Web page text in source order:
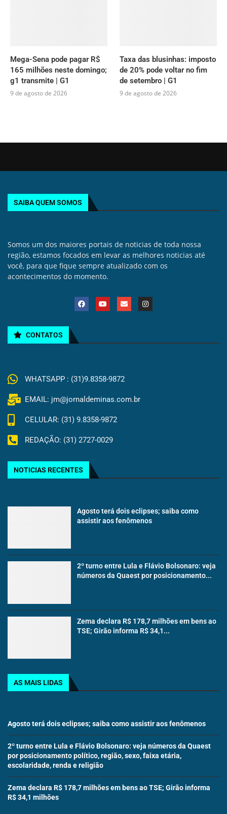
Mega-Sena pode pagar R$
165 milhões neste domingo;
g1 transmite | G1
9 de agosto de 2026
Taxa das blusinhas: imposto
de 20% pode voltar no fim
de setembro | G1
9 de agosto de 2026
SAIBA QUEM SOMOS
Somos um dos maiores portais de noticias de toda nossa
região, estamos focados em levar as melhores noticias até
você, para que fique sempre atualizado com os
acontecimentos do momento.
CONTATOS
WHATSAPP : (31)9.8358-9872
EMAIL: jm@jornaldeminas.com.br
CELULAR: (31) 9.8358-9872
REDAÇÃO: (31) 2727-0029
NOTICIAS RECENTES
Agosto terá dois eclipses; saiba como
assistir aos fenômenos
2º turno entre Lula e Flávio Bolsonaro: veja
números da Quaest por posicionamento...
Zema declara R$ 178,7 milhões em bens ao
TSE; Girão informa R$ 34,1...
AS MAIS LIDAS
Agosto terá dois eclipses; saiba como assistir aos fenômenos
2º turno entre Lula e Flávio Bolsonaro: veja números da Quaest
por posicionamento político, região, sexo, faixa etária,
escolaridade, renda e religião
Zema declara R$ 178,7 milhões em bens ao TSE; Girão informa
R$ 34,1 milhões